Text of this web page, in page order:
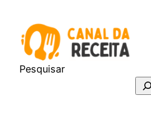
conteúdo
Pesquisar